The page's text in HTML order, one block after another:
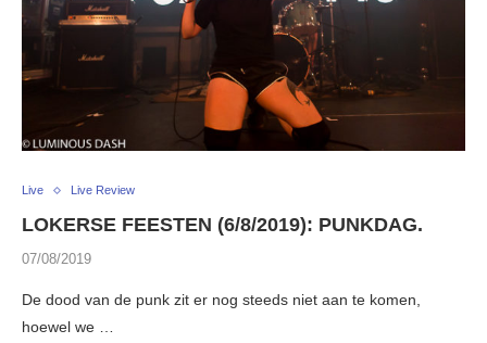
Live Live Review
LOKERSE FEESTEN (6/8/2019): PUNKDAG.
07/08/2019
De dood van de punk zit er nog steeds niet aan te komen,
hoewel we …